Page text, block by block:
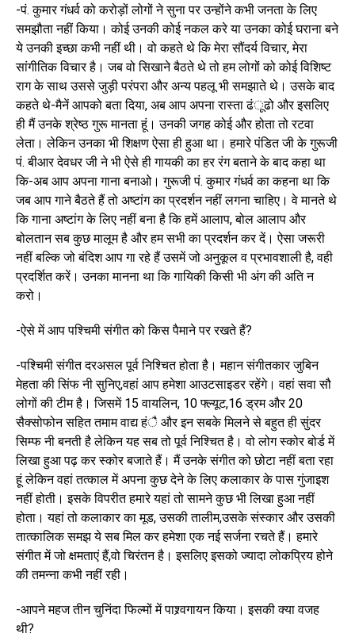
-पं. कुमार गंधर्व को करोड़ों लोगों ने सुना पर उन्होंने कभी जनता के लिए
समझौता नहीं किया। कोई उनकी कोई नकल करे या उनका कोई घराना बने
ये उनकी इच्छा कभी नहीं थी। वो कहते थे कि मेरा सौंदर्य विचार, मेरा
सांगीतिक विचार है। जब वो सिखाने बैठते थे तो हम लोगों को कोई विशिष्ट
राग के साथ उससे जुड़ी परंपरा और अन्य पहलू भी समझाते थे। उसके बाद
कहते थे-मैनें आपको बता दिया, अब आप अपना रास्ता ढंूढो और इसलिए
ही मैं उनके श्रेष्ठ गुरू मानता हूं। उनकी जगह कोई और होता तो रटवा
लेता। लेकिन उनका भी शिक्षण ऐसा ही हुआ था। हमारे पंडित जी के गुरूजी
पं. बीआर देवधर जी ने भी ऐसे ही गायकी का हर रंग बताने के बाद कहा था
कि-अब आप अपना गाना बनाओ। गुरूजी पं. कुमार गंधर्व का कहना था कि
जब आप गाने बैठते हैं तो अष्टांग का प्रदर्शन नहीं लगना चाहिए। वे मानते थे
कि गाना अष्टांग के लिए नहीं बना है कि हमें आलाप, बोल आलाप और
बोलतान सब कुछ मालूम है और हम सभी का प्रदर्शन कर दें। ऐसा जरूरी
नहीं बल्कि जो बंदिश आप गा रहे हैं उसमें जो अनुकूल व प्रभावशाली है, वही
प्रदर्शित करें। उनका मानना था कि गायिकी किसी भी अंग की अति न
करो।
-ऐसे में आप पश्चिमी संगीत को किस पैमाने पर रखते हैं?
-पश्चिमी संगीत दरअसल पूर्व निश्चित होता है। महान संगीतकार जुबिन
मेहता की सिंफ नी सुनिए,वहां आप हमेशा आउटसाइडर रहेंगे। वहां सवा सौ
लोगों की टीम है। जिसमें 15 वायलिन, 10 फ्ल्यूट,16 ड्रम और 20
सैक्सोफोन सहित तमाम वाद्य हंै और इन सबके मिलने से बहुत ही सुंदर
सिम्फ नी बनती है लेकिन यह सब तो पूर्व निश्चित है। वो लोग स्कोर बोर्ड में
लिखा हुआ पढ़ कर स्कोर बजाते हैं। मैं उनके संगीत को छोटा नहीं बता रहा
हूं लेकिन वहां तत्काल में अपना कुछ देने के लिए कलाकार के पास गुंजाइश
नहीं होती। इसके विपरीत हमारे यहां तो सामने कुछ भी लिखा हुआ नहीं
होता। यहां तो कलाकार का मूड, उसकी तालीम,उसके संस्कार और उसकी
तात्कालिक समझ ये सब मिल कर हमेशा एक नई सर्जना रचते हैं। हमारे
संगीत में जो क्षमताएं हैं,वो चिरंतन है। इसलिए इसको ज्यादा लोकप्रिय होने
की तमन्ना कभी नहीं रही।
-आपने महज तीन चुनिंदा फिल्मों में पाश्र्वगायन किया। इसकी क्या वजह
थी?